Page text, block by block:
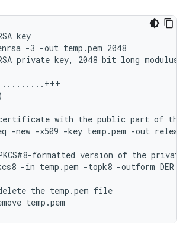
-3 -out temp.pem 2048
private key, 2048 bit long modulus
-new -x509 -key temp.pem -out
-in temp.pem -topk8 -outform DER
temp.pem